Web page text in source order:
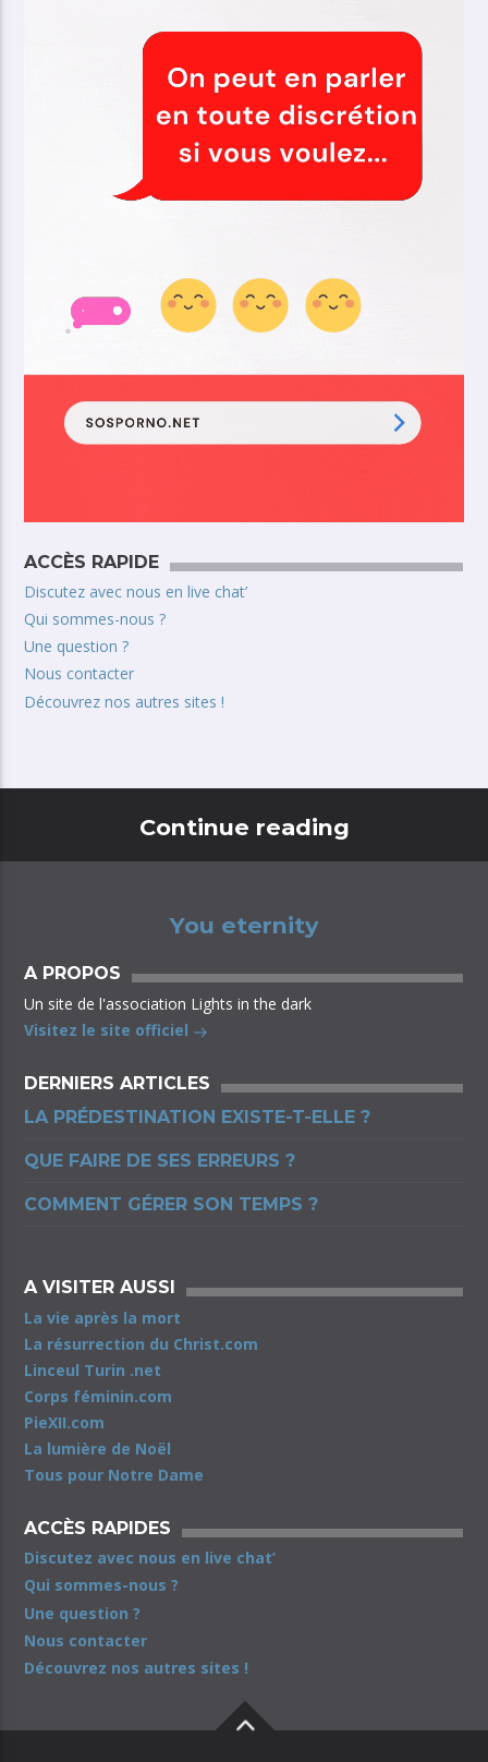
ACCÈS RAPIDE
Discutez avec nous en live chat’
Qui sommes-nous ?
Une question ?
Nous contacter
Découvrez nos autres sites !
Continue reading
You eternity
A PROPOS
Un site de l'association Lights in the dark
Visitez le site officiel
DERNIERS ARTICLES
LA PRÉDESTINATION EXISTE-T-ELLE ?
QUE FAIRE DE SES ERREURS ?
COMMENT GÉRER SON TEMPS ?
A VISITER AUSSI
La vie après la mort
La résurrection du Christ.com
Linceul Turin .net
Corps féminin.com
PieXII.com
La lumière de Noël
Tous pour Notre Dame
ACCÈS RAPIDES
Discutez avec nous en live chat’
Qui sommes-nous ?
Une question ?
Nous contacter
Découvrez nos autres sites !